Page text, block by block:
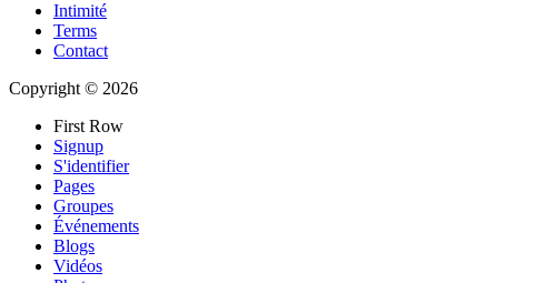
Intimité
Terms
Contact
Copyright © 2026
First Row
Signup
S'identifier
Pages
Groupes
Événements
Blogs
Vidéos